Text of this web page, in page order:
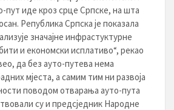
пут иде кроз срце Српске, на шта
Република Српска је показала
значајне инфрастуктурне
и економски исплативо“, рекао
да без ауто-путева нема
мјеста, а самим тим ни развоја
поводом отварања ауто-пута
су и предсједник Народне